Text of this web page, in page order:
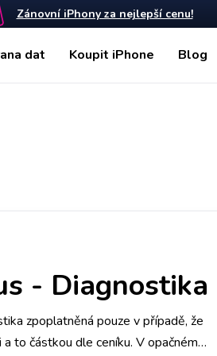
Zánovní iPhony za nejlepší cenu!
dat Koupit iPhone Blog
- Diagnostika
zpoplatněná pouze v případě, že
to částkou dle ceníku. V opačném